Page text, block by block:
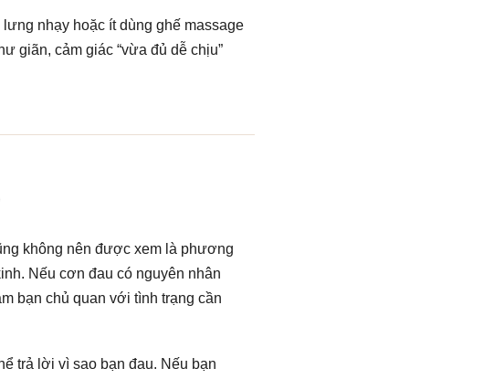
nhạy hoặc ít dùng ghế massage
giãn, cảm giác “vừa đủ dễ chịu”
không nên được xem là phương
Nếu cơn đau có nguyên nhân
bạn chủ quan với tình trạng cần
trả lời vì sao bạn đau. Nếu bạn